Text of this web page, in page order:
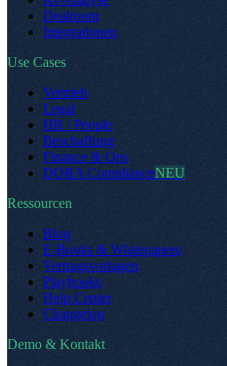
Dealroom
Integrationen
Use Cases
Vertrieb
Legal
HR / People
Beschaffung
Finance & Ops
DORA ComplianceNEU
Ressourcen
Blog
E-Books & Whitepapers
Vertragsvorlagen
Playbooks
Help Center
Changelog
Demo & Kontakt